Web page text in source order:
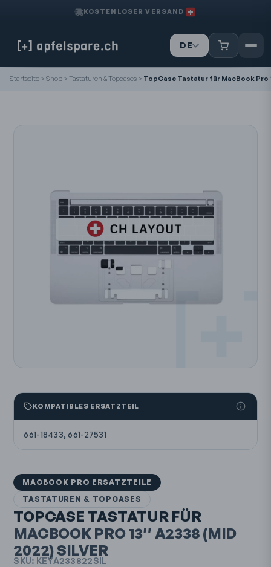
KOSTENLOSER VERSAND
DE
IT
Startseite >Shop >Tastaturen & Topcases > TopCase Tastatur für MacBook Pro
KOMPATIBLES ERSATZTEIL
661-18433, 661-27531
MACBOOK PRO ERSATZTEILE
TASTATUREN & TOPCASES
TOPCASE TASTATUR FÜR
MACBOOK PRO 13″ A2338 (MID
2022)SILVER
SKU: KEYA233822SIL